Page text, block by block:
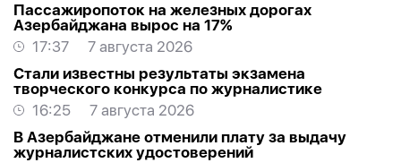
Пассажиропоток на железных дорогах
Азербайджана вырос на 17%
17:37
7 августа 2026
Стали известны результаты экзамена
творческого конкурса по журналистике
16:25
7 августа 2026
В Азербайджане отменили плату за выдачу
журналистских удостоверений